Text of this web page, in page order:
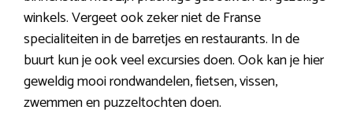
winkels. Vergeet ook zeker niet de Franse
specialiteiten in de barretjes en restaurants. In de
buurt kun je ook veel excursies doen. Ook kan je hier
geweldig mooi rondwandelen, fietsen, vissen,
zwemmen en puzzeltochten doen.